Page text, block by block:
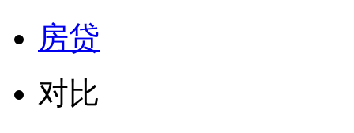
房贷
对比